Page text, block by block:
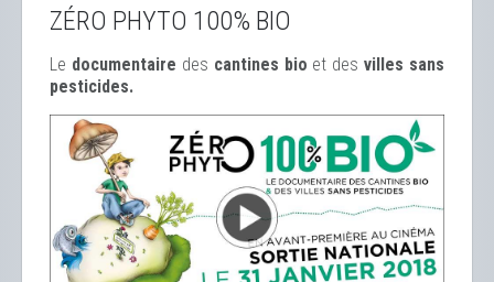
ZÉRO PHYTO 100% BIO
Le documentaire des cantines bio et desvilles sans
pesticides.